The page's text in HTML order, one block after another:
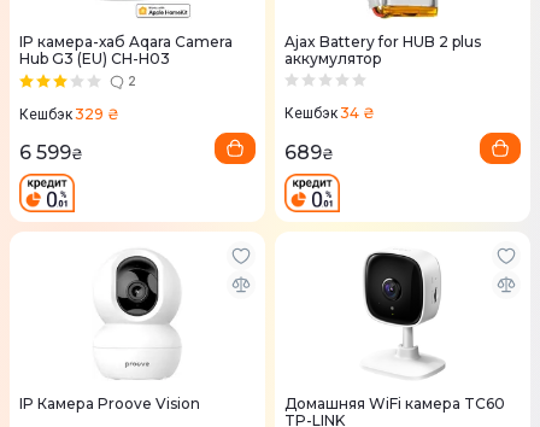
IP камера-хаб Aqara Camera
Hub G3 (EU) CH-H03
2
Кешбэк329 ₴
6 599₴
Ajax Battery for HUB 2 plus
аккумулятор
Кешбэк34 ₴
689₴
IP Камера Proove Vision
Домашняя WiFi камера TC60
TP-LINK